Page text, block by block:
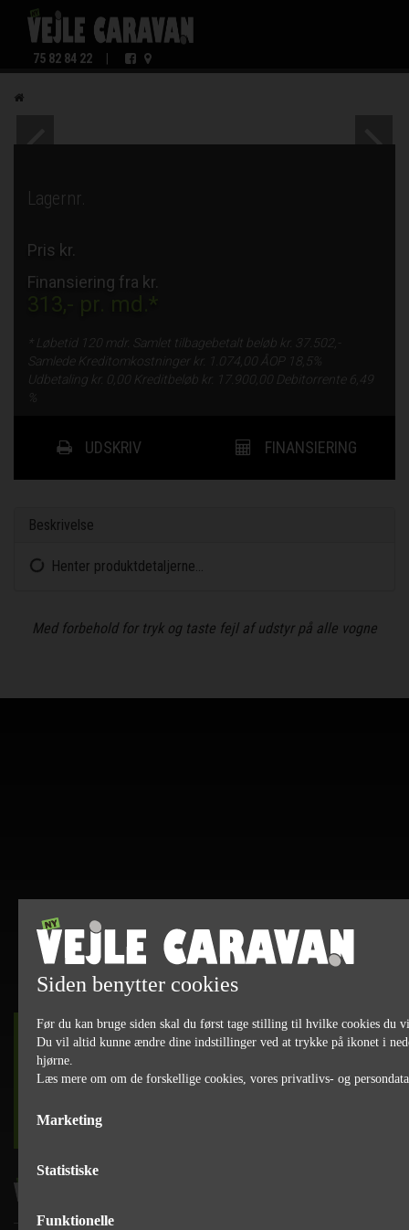
75 82 84 22
Lagernr.
Pris kr.
Finansiering fra kr.
313,- pr. md.*
* Løbetid 120 mdr. Samlet tilbagebetalt beløb kr.
37.502,-
Samlede Kreditomkostninger kr.
1.074,00 ÅOP 18,5%
Udbetaling kr.
0,00 Kreditbeløb kr. 17.900,00 Debitorrente 6,49
UDSKRIV FINANSIERING
Beskrivelse
Henter produktdetaljerne...
Med forbehold for tryk og taste fejl af udstyr på alle vogne
DET SKER
læs mere
Siden benytter cookies
Før du kan bruge siden skal du først tage stilling til hvilke cookies du
Du vil altid kunne ændre dine indstillinger ved at trykke på ikonet i
hjørne.
Læs mere om om de forskellige cookies, vores privatlivs- og
Marketing
Statistiske
Funktionelle